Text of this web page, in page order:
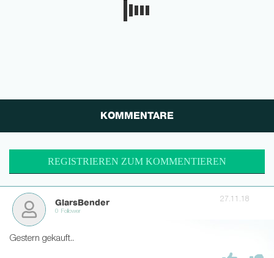
KOMMENTARE
REGISTRIEREN ZUM KOMMENTIEREN
GlarsBender
0 Follower
27.11.18
Gestern gekauft..